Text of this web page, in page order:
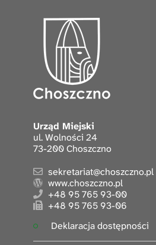
Urząd Miejski
ul. Wolności 24
73-200 Choszczno
sekretariat@choszczno.pl
www.choszczno.pl
+48 95 765 93-00
+48 95 765 93-06
Deklaracja dostępności